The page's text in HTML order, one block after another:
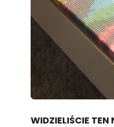
WIDZIELIŚCIE TEN